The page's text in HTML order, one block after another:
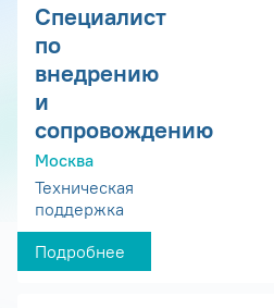
Специалист
по
внедрению
и
сопровождению
Москва
Техническая
поддержка
Подробнее